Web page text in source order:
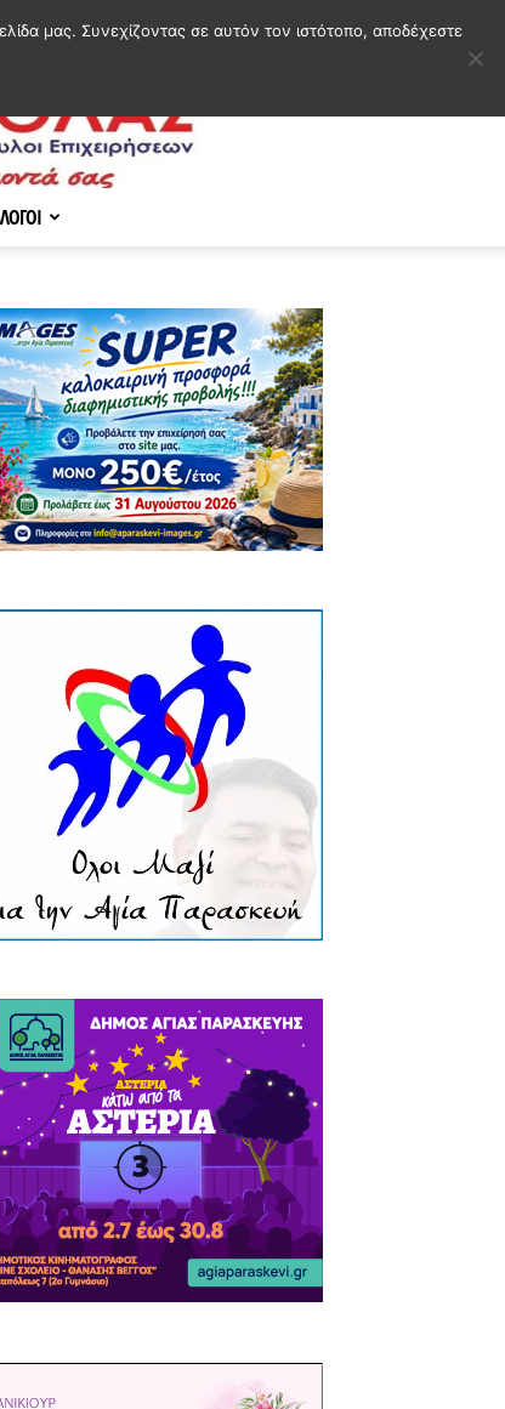
μας. Συνεχίζοντας σε αυτόν τον ιστότοπο, αποδέχεστε